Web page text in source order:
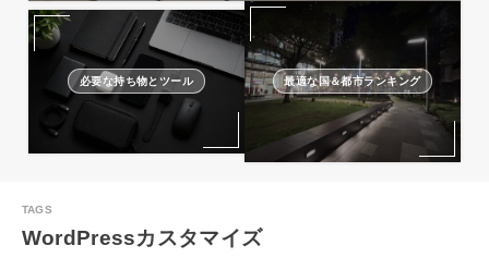
必要な持ち物とツール 最適な国＆都市ランキング
WordPressカスタマイズ